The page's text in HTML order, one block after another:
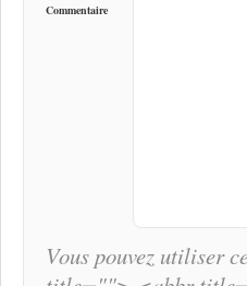
Commentaire
Vous pouvez utiliser